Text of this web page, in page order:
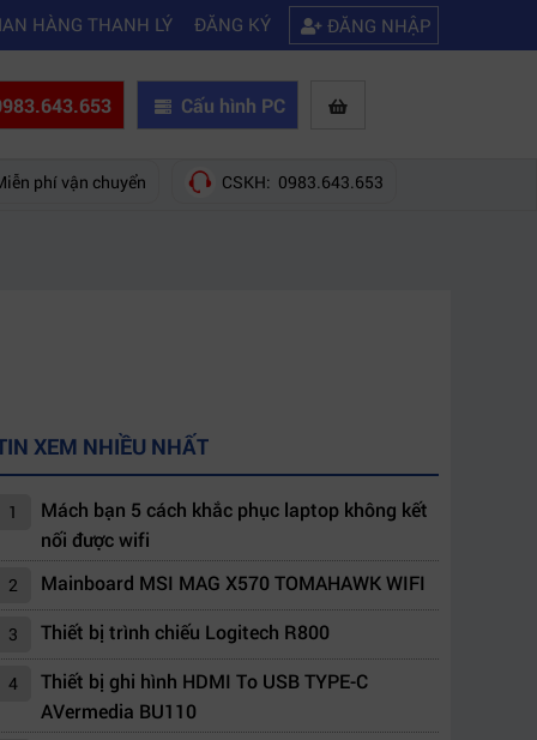
nào?|Mách bạn 5 cách khắc phục laptop không kết nối được wifi
HÀNG THANH LÝ ĐĂNG KÝ ĐĂNG NHẬP
Cấu hình PC
phí vận chuyển CSKH: 0983.643.653
XEM NHIỀU NHẤT
1
Mách bạn 5 cách khắc phục laptop không kết
nối được wifi
2 Mainboard MSI MAG X570 TOMAHAWK WIFI
3 Thiết bị trình chiếu Logitech R800
4
Thiết bị ghi hình HDMI To USB TYPE-C
AVermedia BU110